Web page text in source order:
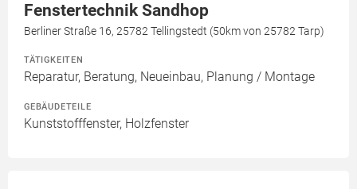
Fenstertechnik Sandhop
Berliner Straße 16, 25782 Tellingstedt (50km von 25782 Tarp)
TÄTIGKEITEN
Reparatur, Beratung, Neueinbau, Planung / Montage
GEBÄUDETEILE
Kunststofffenster, Holzfenster